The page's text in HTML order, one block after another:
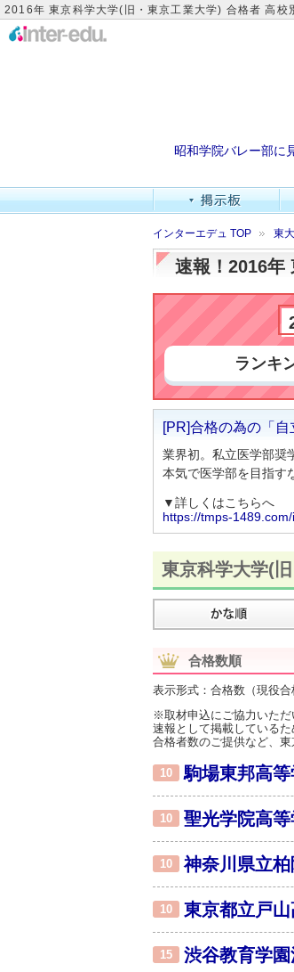
2016年 東京科学大学(旧・東京工業大学) 合格者 高校
昭和学院バレー部に
インターエデュ TOP 東
速報！2016年
ランキ
[PR]合格の為の「
業界初。私立医学部奨
本気で医学部を目指す
▼詳しくはこちらへ
https://tmps-
東京科学大学(
合格数順
表示形式：合格数（現役合
※取材申込にご協力いただ
速報として掲載している
合格者数のご提供など、
10 駒場東邦高
10 聖光学院高
10 神奈川県立
10 東京都立戸
15 渋谷教育学